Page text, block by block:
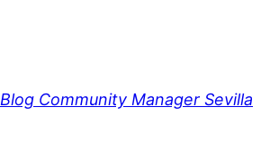
Blog Community Manager Sevilla